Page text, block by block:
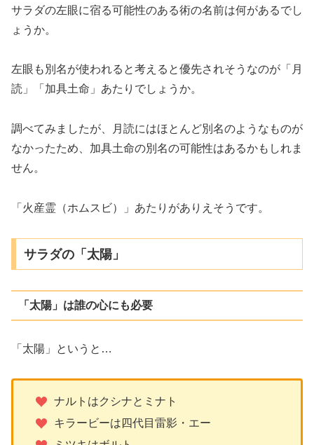
サラダの左眼に宿る可能性のある術の名前は何があるでし
ょうか。
左眼も別名が使われると考えると優先されそうなのが「月
読」「加具土命」あたりでしょうか。
調べてみましたが、月読にはほとんど別名のようなものが
なかったため、加具土命の別名の可能性はあるかもしれま
せん。
「火産霊（ホムスビ）」あたりがありえそうです。
サラダの「太陽」
「太陽」は誰の心にも必要
「太陽」というと…
ナルトはクシナとミナト
キラービーは四代目雷影・エー